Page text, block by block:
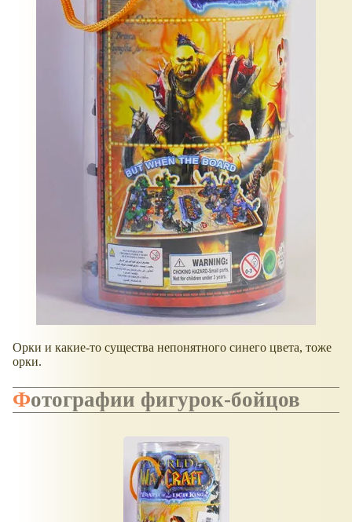
Орки и какие-то существа непонятного синего цвета, тоже
орки.
Фотографии фигурок-бойцов